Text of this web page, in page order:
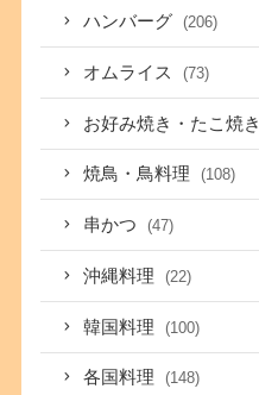
ハンバーグ (206)
オムライス (73)
お好み焼き・たこ焼き
焼鳥・鳥料理 (108)
串かつ (47)
沖縄料理 (22)
韓国料理 (100)
各国料理 (148)